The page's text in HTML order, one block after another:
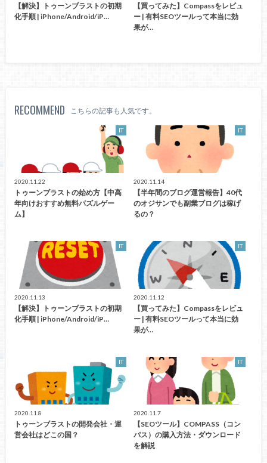
【解決】トゥーンブラストの初期
化手順 | iPhone/Android/iP…
【買ってみた】Compassをレビュ
ー | 有料SEOツールって本当に効
果が…
RECOMMEND こちらの記事も人気です。
IT
2020.11.22
トゥーンブラストの始め方【中高
年向けおすすめ無料パズルゲー
ム】
IT
2020.11.14
【半年間のブログ運営報告】40代
のオジサンでも副業ブログは稼げ
るの？
IT
2020.11.13
【解決】トゥーンブラストの初期
化手順 | iPhone/Android/iP…
IT
2020.11.12
【買ってみた】Compassをレビュ
ー | 有料SEOツールって本当に効
果が…
IT
2020.11.8
トゥーンブラストの開発会社・運
営会社はどこの国？
IT
2020.11.7
【SEOツール】COMPASS（コン
パス）の購入方法・ダウンロード
を解説